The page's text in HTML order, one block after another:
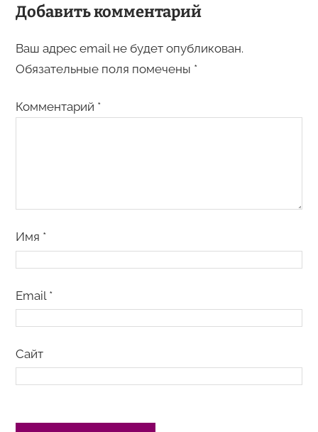
Добавить комментарий
Ваш адрес email не будет опубликован.
Обязательные поля помечены *
Комментарий *
Имя *
Email *
Сайт